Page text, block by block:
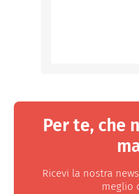
Per te, che
Ricevi la nostra
meglio